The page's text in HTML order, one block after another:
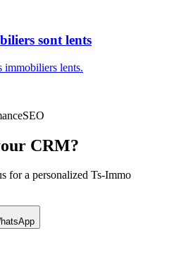
sont lents
immobiliers lents.
SEO
CRM?
for a personalized Ts-Immo